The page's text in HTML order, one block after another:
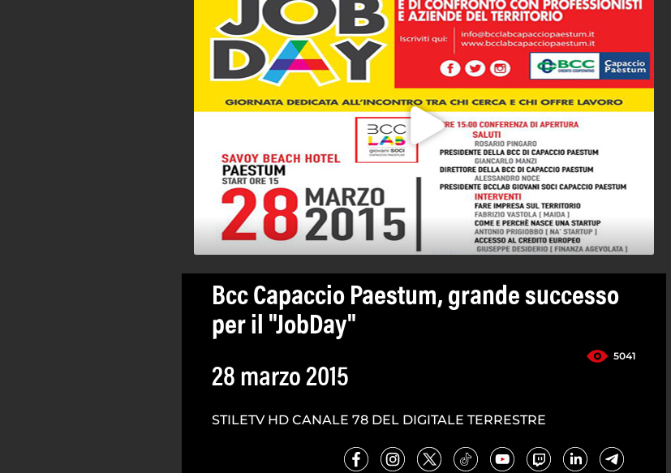
Bcc Capaccio Paestum, grande successo
per il "JobDay"
5041
28 marzo 2015
STILETV HD CANALE 78 DEL DIGITALE TERRESTRE